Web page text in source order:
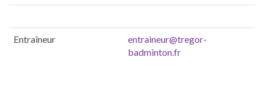
Entraîneur
entraineur@tregor-
badminton.fr